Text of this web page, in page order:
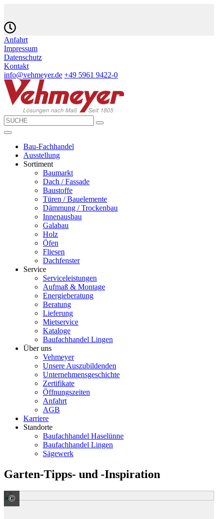
Anfahrt
Impressum
Datenschutz
Kontakt
info@vehmeyer.de +49 5961 9422-0
Bau-Fachhandel
Ausstellung
Sortiment
Baumarkt
Dach / Fassade
Baustoffe
Türen / Bauelemente
Dämmung / Trockenbau
Innenausbau
Galabau
Holz
Öfen
Fliesen
Dachfenster
Service
Serviceleistungen
Aufmaß & Montage
Energieberatung
Beratung
Lieferung
Mietservice
Kataloge
Baufachhandel Lingen
Über uns
Vehmeyer
Unsere Auszubildenden
Unternehmensgeschichte
Zertifikate
Öffnungszeiten
Anfahrt
AGB
Karriere
Standorte
Baufachhandel Haselünne
Baufachhandel Lingen
Sägewerk
Garten-Tipps- und -Inspiration
© ALWA Vertriebsmarke